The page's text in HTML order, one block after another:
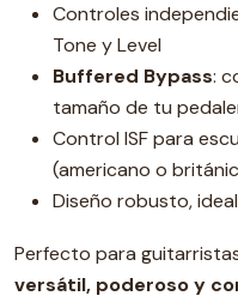
Controles
Tone y Level
Buffered Bypass:
tamaño de tu
Control ISF para
(americano o
Diseño robusto,
Perfecto para
versátil, poderoso y